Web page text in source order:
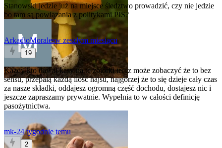
Stanowski jedzie już na miejsce śledztwo prowadzić, czy nie jedzie
bo tam są powiązania z politykami PIS?
ArkadioMoralesw zeszłym miesiącu
19
Każdy kto dawał kasy na te zbiórki teraz może zobaczyć że to bez
sensu, przepalą każdą ilość hajsu, najgorzej że to się dzieje cały czas
za nasze składki, oddajesz ogromną część dochodu, dostajesz nic i
jeszcze zapraszamy prywatnie. Wypełnia to w całości definicję
pasożytnictwa.
mk-24 tygodnie temu
2